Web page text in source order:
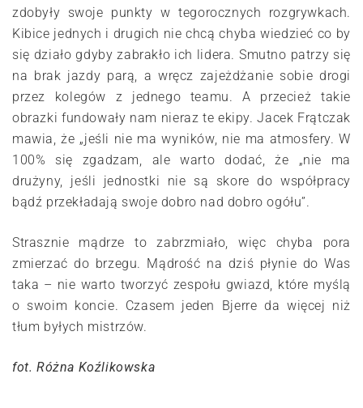
zdobyły swoje punkty w tegorocznych rozgrywkach.
Kibice jednych i drugich nie chcą chyba wiedzieć co by
się działo gdyby zabrakło ich lidera. Smutno patrzy się
na brak jazdy parą, a wręcz zajeżdżanie sobie drogi
przez kolegów z jednego teamu. A przecież takie
obrazki fundowały nam nieraz te ekipy. Jacek Frątczak
mawia, że „jeśli nie ma wyników, nie ma atmosfery. W
100% się zgadzam, ale warto dodać, że „nie ma
drużyny, jeśli jednostki nie są skore do współpracy
bądź przekładają swoje dobro nad dobro ogółu”.
Strasznie mądrze to zabrzmiało, więc chyba pora
zmierzać do brzegu. Mądrość na dziś płynie do Was
taka – nie warto tworzyć zespołu gwiazd, które myślą
o swoim koncie. Czasem jeden Bjerre da więcej niż
tłum byłych mistrzów.
fot. Różna Koźlikowska